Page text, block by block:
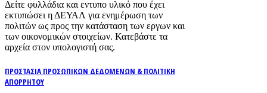
Δείτε φυλλάδια και εντυπο υλικό που έχει
εκτυπώσει η ΔΕΥΑΛ για ενημέρωση των
πολιτών ως προς την κατάσταση των εργων και
των οικονομικών στοιχείων. Κατεβάστε τα
αρχεία στον υπολογιστή σας.
ΠΡΟΣΤΑΣΙΑ ΠΡΟΣΩΠΙΚΩΝ ΔΕΔΟΜΕΝΩΝ & ΠΟΛΙΤΙΚΗ
ΑΠΟΡΡΗΤΟΥ